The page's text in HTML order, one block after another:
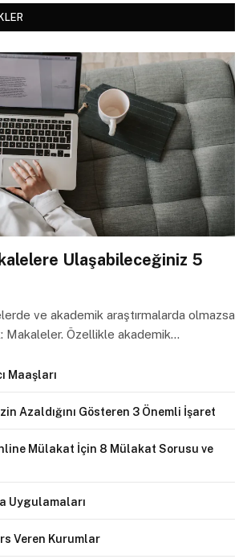
Ulaşabileceğiniz 5
ve akademik araştırmalarda olmazsa
Makaleler. Özellikle akademik…
Maaşları
Azaldığını Gösteren 3 Önemli İşaret
Mülakat İçin 8 Mülakat Sorusu ve
Uygulamaları
Veren Kurumlar